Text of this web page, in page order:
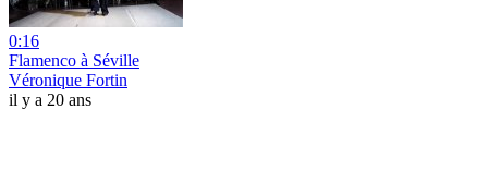
0:16
Flamenco à Séville
Véronique Fortin
il y a 20 ans